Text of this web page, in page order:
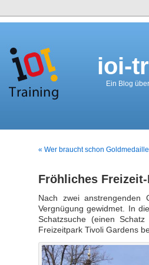
ioi-
Ein Blog
« Wer braucht schon
Fröhliches
Nach zwei anstrengenden
Vergnügung gewidmet. In
Schatzsuche (einen
Freizeitpark Tivoli Gardens